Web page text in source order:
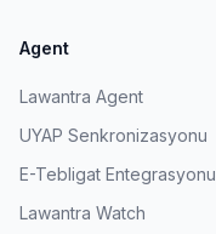
Agent
Lawantra Agent
UYAP Senkronizasyonu
E-Tebligat Entegrasyonu
Lawantra Watch